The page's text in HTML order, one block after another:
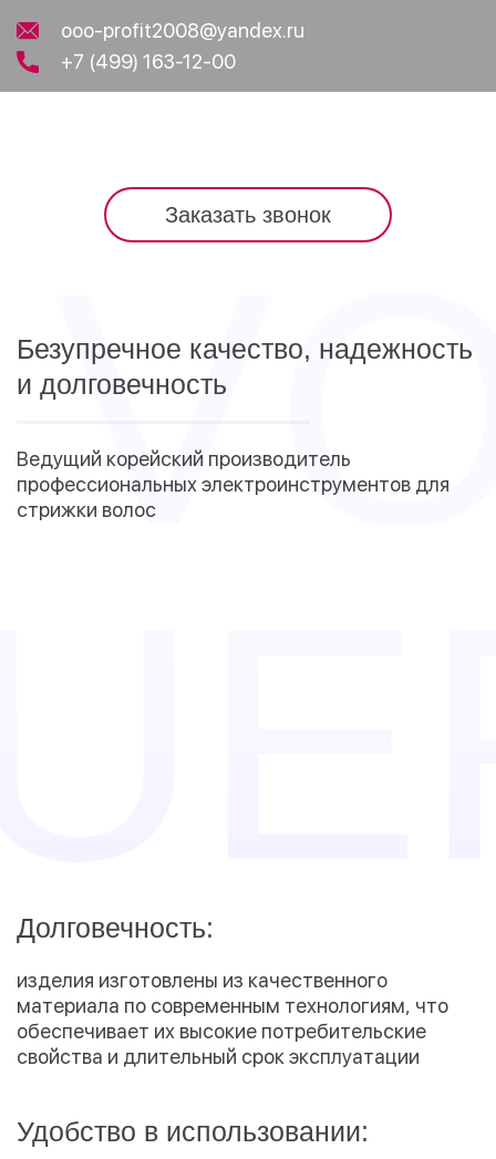
ooo-profit2008@yandex.ru
+7 (499) 163-12-00
Заказать звонок
Безупречное качество, надежность
и долговечность
Ведущий корейский производитель
профессиональных электроинструментов для
стрижки волос
Долговечность:
изделия изготовлены из качественного
материала по современным технологиям, что
обеспечивает их высокие потребительские
свойства и длительный срок эксплуатации
Удобство в использовании: